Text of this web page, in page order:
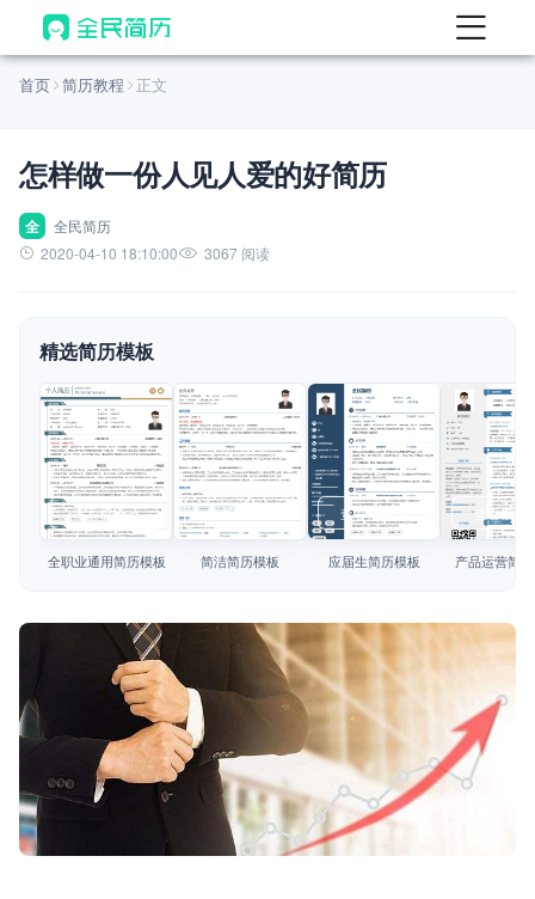
首页
AI 生成简历
AI 优化简历
AI 翻译简历
AI 模拟面试
面试自我介绍
AI 职场工具 New
简历模板
简历教程
首页 简历教程 正文
怎样做一份人见人爱的好简历
全
全民简历
2020-04-10 18:10:00
3067 阅读
精选简历模板
查看模板
全职业通用简历模板
查看模板
简洁简历模板
查看模板
应届生简历模板
查看模板
产品运营简